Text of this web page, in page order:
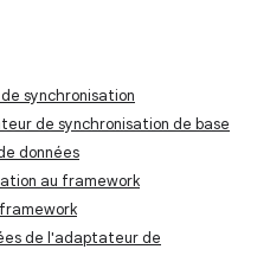
synchronisation
de synchronisation de base
données
au framework
de l'adaptateur de